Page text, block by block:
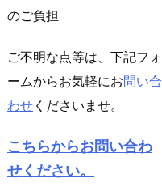
のご負担
ご不明な点等は、下記フォ
ームからお気軽にお問い合
わせ くださいませ。
こちらからお問い合わ
せください。